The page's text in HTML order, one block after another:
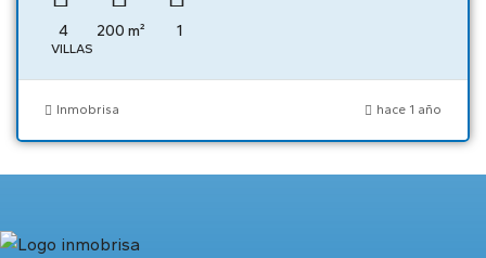
4 200 m² 1
VILLAS
Inmobrisa hace 1 año